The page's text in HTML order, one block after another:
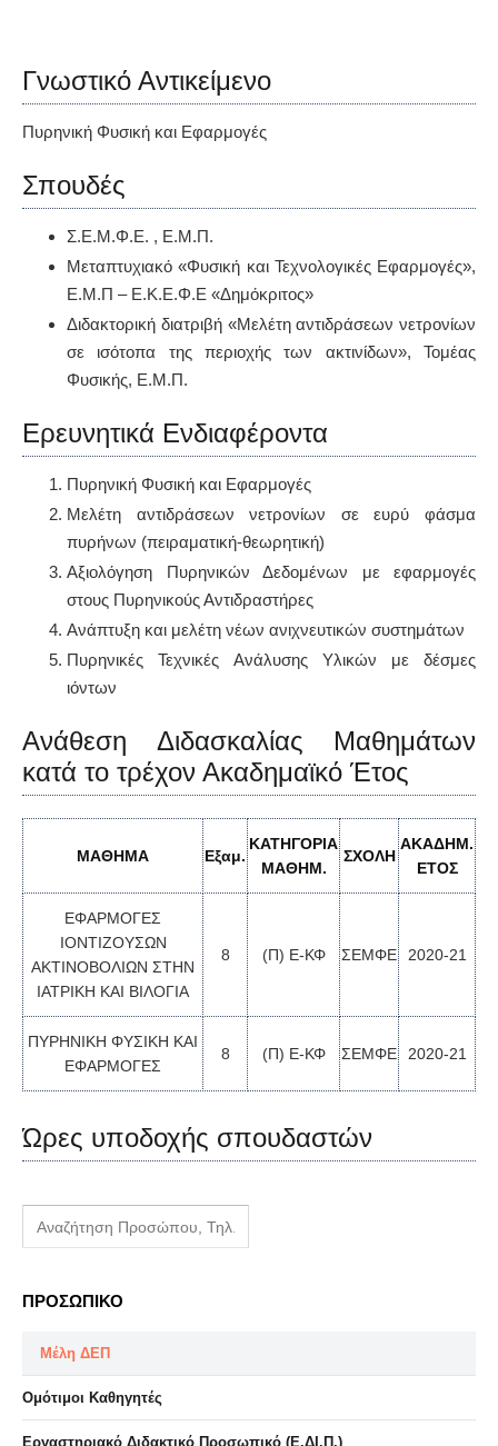
Γνωστικό Αντικείμενο
Πυρηνική Φυσική και Εφαρμογές
Σπουδές
Σ.Ε.Μ.Φ.Ε. , Ε.Μ.Π.
Μεταπτυχιακό «Φυσική και Τεχνολογικές Εφαρμογές»,
Ε.Μ.Π – Ε.Κ.Ε.Φ.Ε «Δημόκριτος»
Διδακτορική διατριβή «Μελέτη αντιδράσεων νετρονίων
σε ισότοπα της περιοχής των ακτινίδων», Τομέας
Φυσικής, Ε.Μ.Π.
Ερευνητικά Ενδιαφέροντα
Πυρηνική Φυσική και Εφαρμογές
Μελέτη αντιδράσεων νετρονίων σε ευρύ φάσμα
πυρήνων (πειραματική-θεωρητική)
Αξιολόγηση Πυρηνικών Δεδομένων με εφαρμογές
στους Πυρηνικούς Αντιδραστήρες
Ανάπτυξη και μελέτη νέων ανιχνευτικών συστημάτων
Πυρηνικές Τεχνικές Aνάλυσης Υλικών με δέσμες
ιόντων
Ανάθεση Διδασκαλίας Μαθημάτων
κατά το τρέχον Ακαδημαϊκό Έτος
ΜΑΘΗΜΑ Εξαμ.
ΚΑΤΗΓΟΡΙΑ
ΜΑΘΗΜ.
ΣΧΟΛΗ
ΑΚΑΔΗΜ.
ΕΤΟΣ
ΕΦΑΡΜΟΓΕΣ
ΙΟΝΤΙΖΟΥΣΩΝ
ΑΚΤΙΝΟΒΟΛΙΩΝ ΣΤΗΝ
ΙΑΤΡΙΚΗ ΚΑΙ ΒΙΛΟΓΙΑ
8 (Π) Ε-ΚΦ ΣΕΜΦΕ 2020-21
ΠΥΡΗΝΙΚΗ ΦΥΣΙΚΗ ΚΑΙ
ΕΦΑΡΜΟΓΕΣ
8 (Π) Ε-ΚΦ ΣΕΜΦΕ 2020-21
Ώρες υποδοχής σπουδαστών
ΠΡΟΣΩΠΙΚΟ
Μέλη ΔΕΠ
Ομότιμοι Καθηγητές
Εργαστηριακό Διδακτικό Προσωπικό (Ε.ΔΙ.Π.)